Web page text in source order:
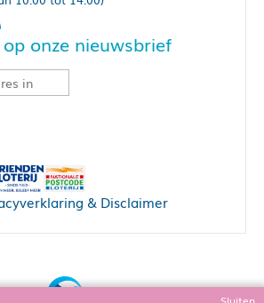
onze nieuwsbrief
& Disclaimer